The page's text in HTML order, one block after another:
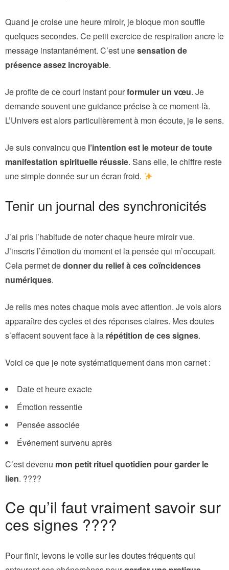
Quand je croise une heure miroir, je bloque mon souffle
quelques secondes. Ce petit exercice de respiration ancre le
message instantanément. C’est unesensation de
présence assez incroyable.
Je profite de ce court instant pourformuler un vœu. Je
demande souvent une guidance précise à ce moment-là.
L’Univers est alors particulièrement à mon écoute, je le sens.
Je suis convaincu que l’intention est le moteur de toute
manifestation spirituelle réussie. Sans elle, le chiffre reste
une simple donnée sur un écran froid.
Tenir un journal des synchronicités
J’ai pris l’habitude de noter chaque heure miroir vue.
J’inscris l’émotion du moment et la pensée qui m’occupait.
Cela permet dedonner du relief à ces coïncidences
numériques.
Je relis mes notes chaque mois avec attention. Je vois alors
apparaître des cycles et des réponses claires. Mes doutes
s’effacent souvent face à la répétition de ces signes.
Voici ce que je note systématiquement dans mon carnet :
Date et heure exacte
Émotion ressentie
Pensée associée
Événement survenu après
C’est devenu mon petit rituel quotidien pour garder le
lien. ????
Ce qu’il faut vraiment savoir sur
ces signes ????
Pour finir, levons le voile sur les doutes fréquents qui